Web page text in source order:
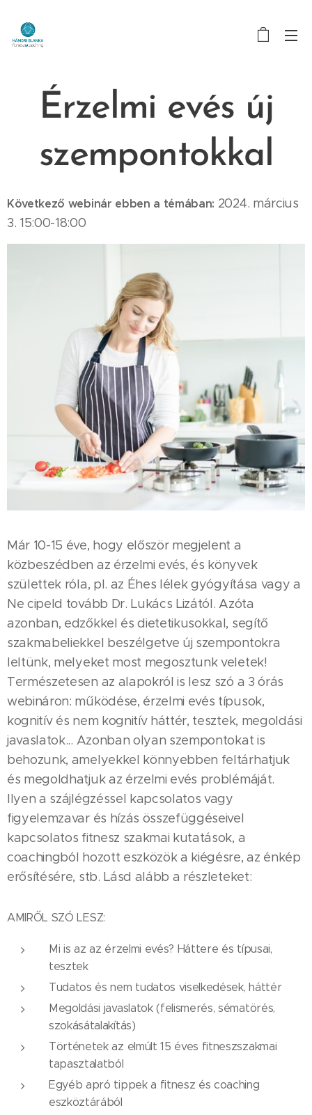
Érzelmi evés új
szempontokkal
Következő webinár ebben a témában: 2024. március
3. 15:00-18:00
Már 10-15 éve, hogy először megjelent a
közbeszédben az érzelmi evés, és könyvek
születtek róla, pl. az Éhes lélek gyógyítása vagy a
Ne cipeld tovább Dr. Lukács Lizától. Azóta
azonban, edzőkkel és dietetikusokkal, segítő
szakmabeliekkel beszélgetve új szempontokra
leltünk, melyeket most megosztunk veletek!
Természetesen az alapokról is lesz szó a 3 órás
webináron: működése, érzelmi evés típusok,
kognitív és nem kognitív háttér, tesztek, megoldási
javaslatok... Azonban olyan szempontokat is
behozunk, amelyekkel könnyebben feltárhatjuk
és megoldhatjuk az érzelmi evés problémáját.
Ilyen a szájlégzéssel kapcsolatos vagy
figyelemzavar és hízás összefüggéseivel
kapcsolatos fitnesz szakmai kutatások, a
coachingból hozott eszközök a kiégésre, az énkép
erősítésére, stb. Lásd alább a részleteket:
AMIRŐL SZÓ LESZ:
Mi is az az érzelmi evés? Háttere és típusai,
tesztek
Tudatos és nem tudatos viselkedések, háttér
Megoldási javaslatok (felismerés, sématörés,
szokásátalakítás)
Történetek az elmúlt 15 éves fitneszszakmai
tapasztalatból
Egyéb apró tippek a fitnesz és coaching
eszköztárából